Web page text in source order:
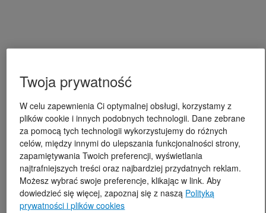
Twoja prywatność
W celu zapewnienia Ci optymalnej obsługi, korzystamy z
plików cookie i innych podobnych technologii. Dane zebrane
za pomocą tych technologii wykorzystujemy do różnych
celów, między innymi do ulepszania funkcjonalności strony,
zapamiętywania Twoich preferencji, wyświetlania
najtrafniejszych treści oraz najbardziej przydatnych reklam.
Możesz wybrać swoje preferencje, klikając w link. Aby
dowiedzieć się więcej, zapoznaj się z naszą Polityką
prywatności i plików cookies